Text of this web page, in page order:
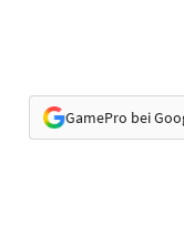
GamePro bei